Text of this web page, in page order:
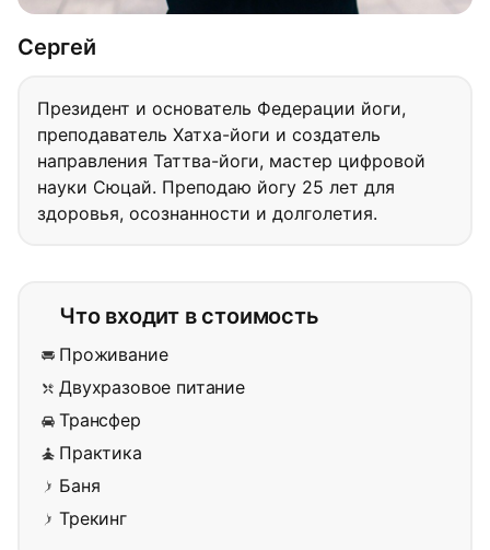
Сергей
Президент и основатель Федерации йоги,
преподаватель Хатха-йоги и создатель
направления Таттва-йоги, мастер цифровой
науки Сюцай. Преподаю йогу 25 лет для
здоровья, осознанности и долголетия.
Что входит в стоимость
Проживание
Двухразовое питание
Трансфер
Практика
Баня
Трекинг